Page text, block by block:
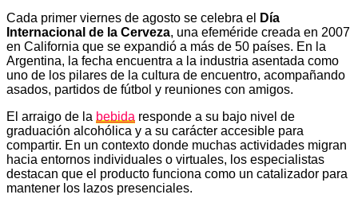
Cada primer viernes de agosto se celebra el
Día
Internacional de la Cerveza, una efeméride creada en 2007
en California que se expandió a más de 50 países. En la
Argentina, la fecha encuentra a la industria asentada como
uno de los pilares de la cultura de encuentro, acompañando
asados, partidos de fútbol y reuniones con amigos.
El arraigo de la bebida responde a su bajo nivel de
graduación alcohólica y a su carácter accesible para
compartir. En un contexto donde muchas actividades migran
hacia entornos individuales o virtuales, los especialistas
destacan que el producto funciona como un catalizador para
mantener los lazos presenciales.